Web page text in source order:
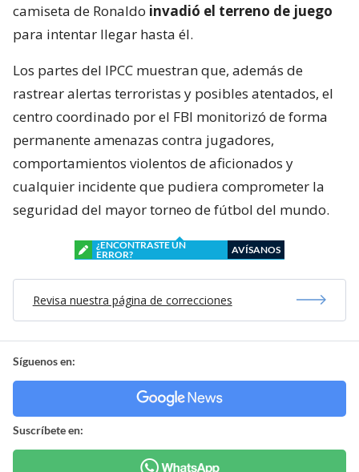
camiseta de Ronaldo invadió el terreno de juego
para intentar llegar hasta él.
Los partes del IPCC muestran que, además de
rastrear alertas terroristas y posibles atentados, el
centro coordinado por el FBI monitorizó de forma
permanente amenazas contra jugadores,
comportamientos violentos de aficionados y
cualquier incidente que pudiera comprometer la
seguridad del mayor torneo de fútbol del mundo.
¿ENCONTRASTE UN
ERROR?
AVÍSANOS
Revisa nuestra página de correcciones
Síguenos en:
Suscríbete en: